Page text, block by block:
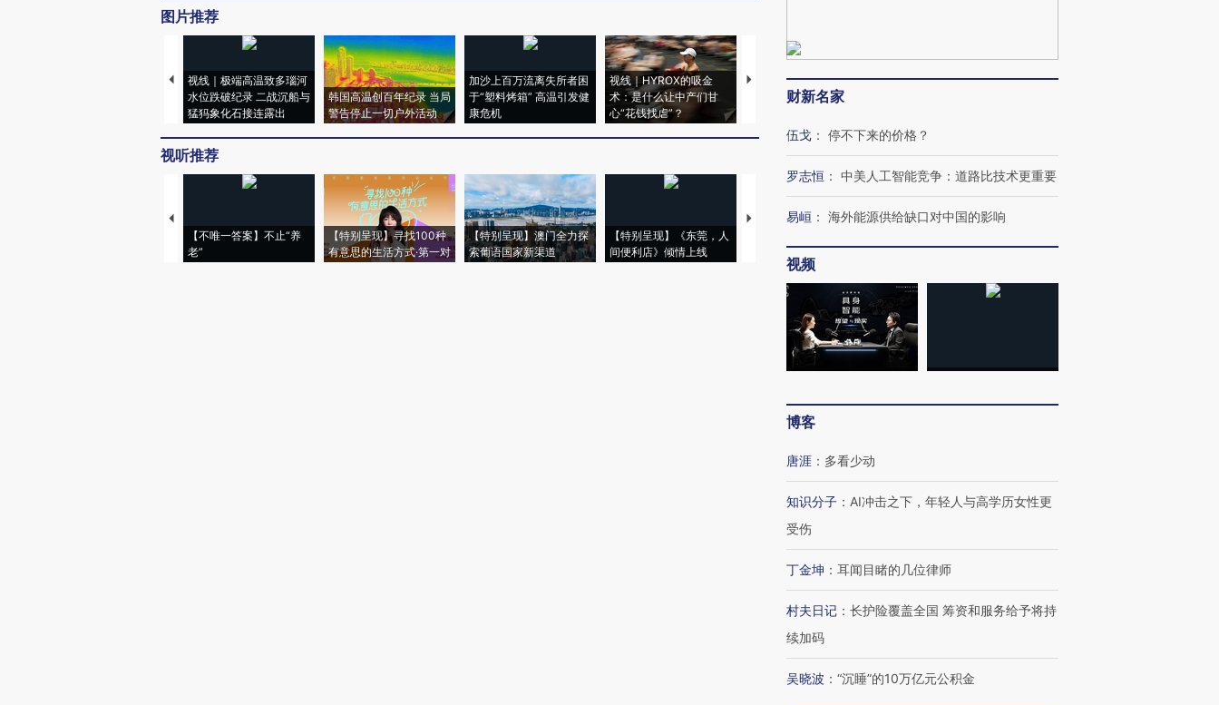
图片推荐
视线｜极端高温致多瑙河
水位跌破纪录 二战沉船与
猛犸象化石接连露出
韩国高温创百年纪录 当局
警告停止一切户外活动
加沙上百万流离失所者困
于“塑料烤箱” 高温引发健
康危机
视线｜HYROX的吸金
术：是什么让中产们甘
心“花钱找虐”？
马航飞行员跨国走私7万
粒摇头丸 尿检体内含3种
视线｜被称为“蟑螂”的印
视线｜“入侵”还是“人道危
视听推荐
【不唯一答案】不止“养
老”
【特别呈现】寻找100种
有意思的生活方式·第一对
【特别呈现】澳门全力探
索葡语国家新渠道
【特别呈现】《东莞，人
间便利店》倾情上线
【推广】走进第四届链博
有意思的生活方式·第三对
住三大增长引擎是什么？
财新名家
伍戈 ： 停不下来的价格？
罗志恒 ： 中美人工智能竞争：道路比技术更重要
易峘 ： 海外能源供给缺口对中国的影响
视频
博客
唐涯 ： 多看少动
知识分子 ： AI冲击之下，年轻人与高学历女性更
受伤
丁金坤 ： 耳闻目睹的几位律师
村夫日记 ： 长护险覆盖全国 筹资和服务给予将持
续加码
吴晓波 ： “沉睡”的10万亿元公积金